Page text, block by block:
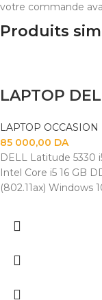
votre commande
Produits
LAPTOP OCCASION
85 000,00 DA
DELL Latitude 5330
Intel Core i5 16 GB
(802.11ax) Windows